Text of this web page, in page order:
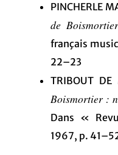
PINCHERLE
de
français
22–23
TRIBOUT
Boismortier :
Dans «
1967, p.